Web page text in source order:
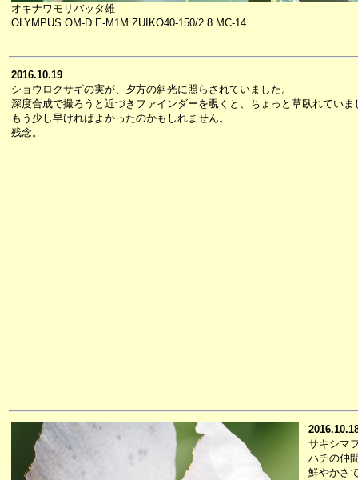
オキナワモリバッタ雄
OLYMPUS OM-D E-M1M.ZUIKO40-150/2.8 MC-14
2016.10.19
ショウロクサギの実が、夕方の斜光に照らされていました。
深度合成で撮ろうと近づきファインダーを覗くと、ちょっと草臥れていま
もう少し早ければよかったのかもしれません。
残念。
サキシマ
ハチの仲
鮮やかさ